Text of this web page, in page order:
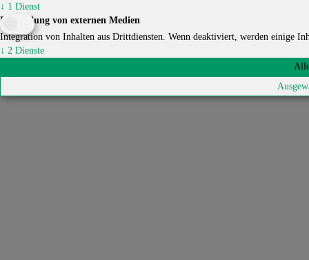
↓ 1 Dienst
Einbindung von externen Medien
Integration von Inhalten aus Drittdiensten. Wenn deaktiviert, werden einige
↓ 2 Dienste